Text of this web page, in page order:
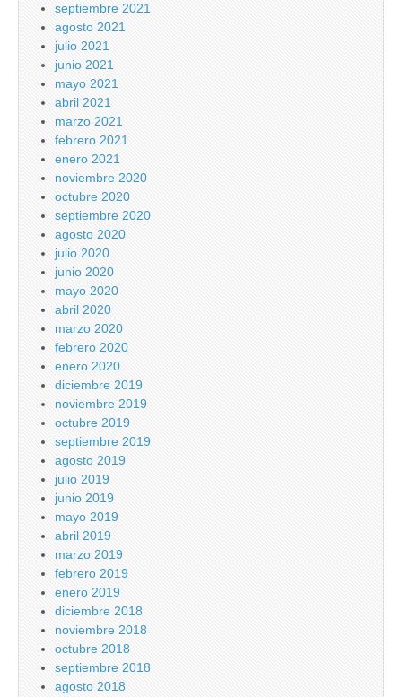
septiembre 2021
agosto 2021
julio 2021
junio 2021
mayo 2021
abril 2021
marzo 2021
febrero 2021
enero 2021
noviembre 2020
octubre 2020
septiembre 2020
agosto 2020
julio 2020
junio 2020
mayo 2020
abril 2020
marzo 2020
febrero 2020
enero 2020
diciembre 2019
noviembre 2019
octubre 2019
septiembre 2019
agosto 2019
julio 2019
junio 2019
mayo 2019
abril 2019
marzo 2019
febrero 2019
enero 2019
diciembre 2018
noviembre 2018
octubre 2018
septiembre 2018
agosto 2018